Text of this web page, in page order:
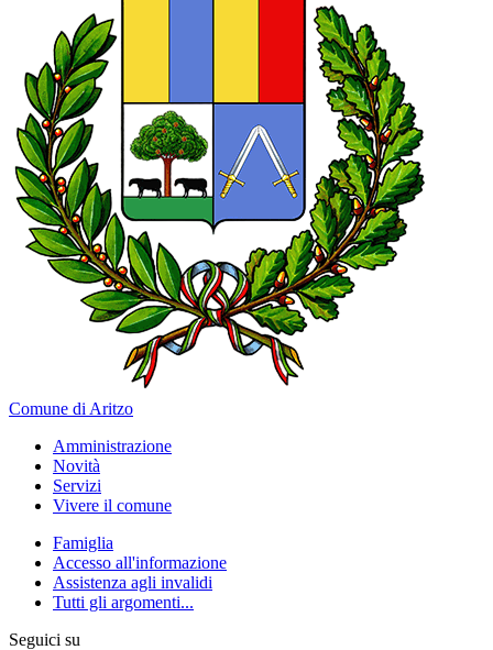
Comune di Aritzo
Amministrazione
Novità
Servizi
Vivere il comune
Famiglia
Accesso all'informazione
Assistenza agli invalidi
Tutti gli argomenti...
Seguici su